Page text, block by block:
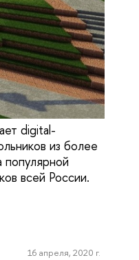
digital-
из более
всей России.
16 апреля, 2020 г.